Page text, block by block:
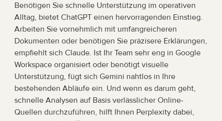
Benötigen Sie schnelle Unterstützung im operativen
Alltag, bietet ChatGPT einen hervorragenden Einstieg.
Arbeiten Sie vornehmlich mit umfangreicheren
Dokumenten oder benötigen Sie präzisere Erklärungen,
empfiehlt sich Claude. Ist Ihr Team sehr eng in Google
Workspace organisiert oder benötigt visuelle
Unterstützung, fügt sich Gemini nahtlos in Ihre
bestehenden Abläufe ein. Und wenn es darum geht,
schnelle Analysen auf Basis verlässlicher Online-
Quellen durchzuführen, hilft Ihnen Perplexity dabei,